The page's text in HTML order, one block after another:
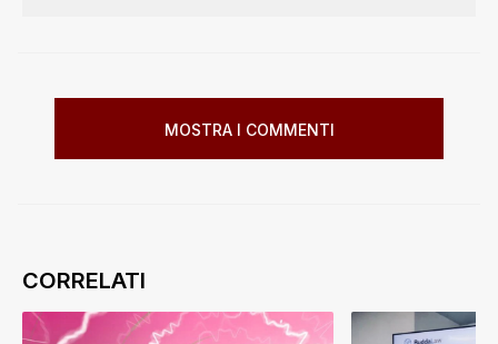
MOSTRA I COMMENTI